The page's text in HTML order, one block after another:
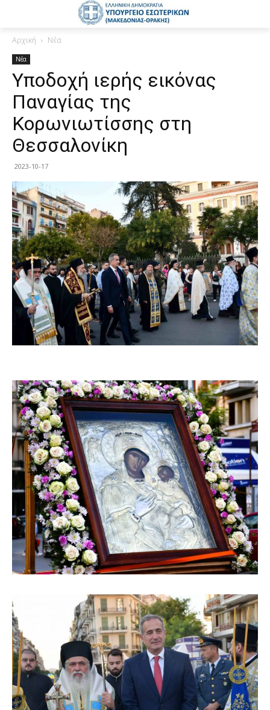
Αρχική Νέα
Νέα
Υποδοχή ιερής εικόνας
Παναγίας της
Κορωνιωτίσσης στη
Θεσσαλονίκη
2023-10-17